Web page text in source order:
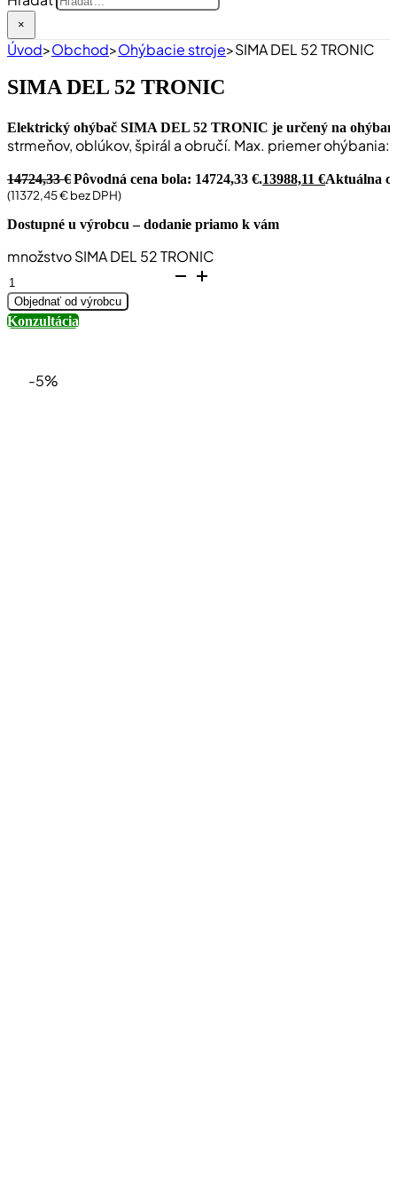
×
Úvod>Obchod>Ohýbacie stroje>SIMA DEL 52 TRONIC
SIMA DEL 52 TRONIC
Elektrický ohýbač SIMA DEL 52 TRONIC je určený na
strmeňov, oblúkov, špirál a obručí. Max. priemer
14724,33€Pôvodná cena bola: 14724,33 €.13988,11 €Aktuálna
(11372,45€bez DPH)
Dostupné u výrobcu – dodanie priamo k vám
množstvo SIMA DEL 52 TRONIC
Objednať od výrobcu
Konzultácia
-5%